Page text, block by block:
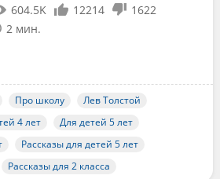
604.5K 12214
1622
2 мин.
Про школу
Лев Толстой
4 лет
Для детей 5 лет
Рассказы для детей 5 лет
Рассказы для 2 класса